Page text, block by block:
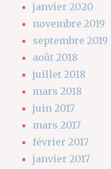
janvier 2020
novembre 2019
septembre 2019
août 2018
juillet 2018
mars 2018
juin 2017
mars 2017
février 2017
janvier 2017